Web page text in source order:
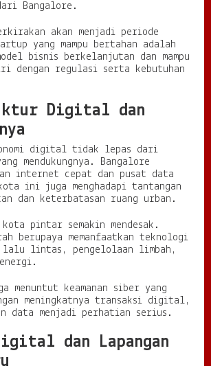
Bangalore.
akan menjadi periode
yang mampu bertahan adalah
bisnis berkelanjutan dan mampu
dengan regulasi serta kebutuhan
Digital dan
digital tidak lepas dari
mendukungnya. Bangalore
internet cepat dan pusat data
kota ini juga menghadapi tantangan
dan keterbatasan ruang urban.
kota pintar semakin mendesak.
berupaya memanfaatkan teknologi
lalu lintas, pengelolaan limbah,
menuntut keamanan siber yang
meningkatnya transaksi digital,
data menjadi perhatian serius.
dan Lapangan